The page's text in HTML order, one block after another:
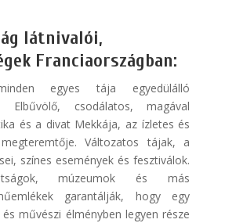
látnivalói,
Franciaországban:
egyes tája egyedülálló
Elbűvölő, csodálatos, magával
és a divat Mekkája, az ízletes és
Változatos tájak, a
színes események és fesztiválok.
múzeumok és más
garantálják, hogy egy
művészi élményben legyen része